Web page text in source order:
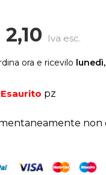
Iva esc.
ora e ricevilo
Esaurito pz
non